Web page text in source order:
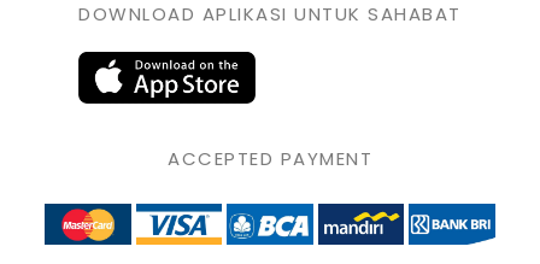
DOWNLOAD APLIKASI UNTUK SAHABAT
ACCEPTED PAYMENT